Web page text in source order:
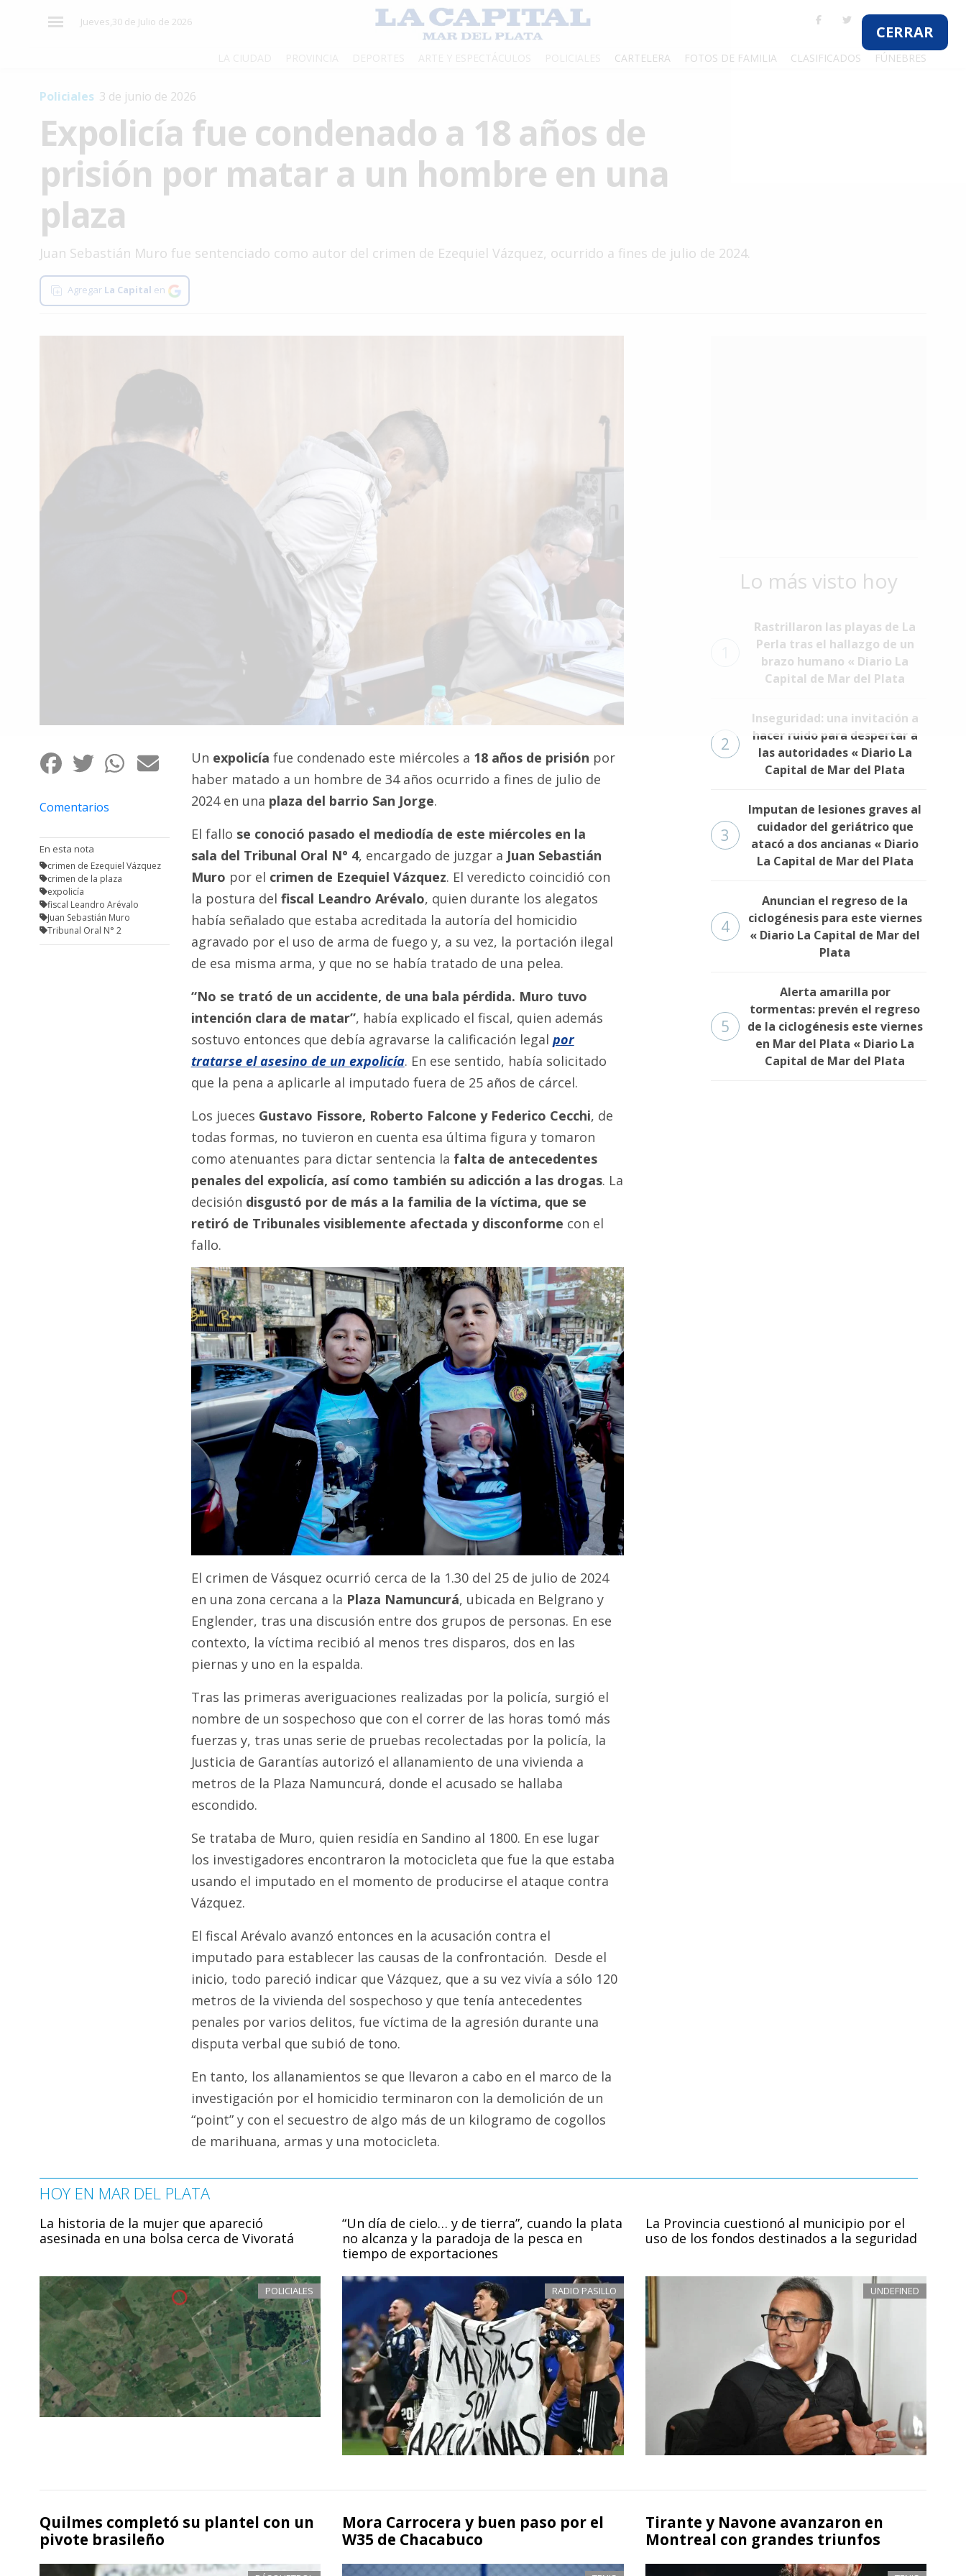
Jueves,30 de Julio de 2026
CARTELERA FOTOS DE FAMILIA CLASIFICADOS FÚNEBRES
Zona
Cultura
Tecnología
Gastronomía
Espectáculos
Policiales
Policiales 3 de junio de 2026
Expolicía fue condenado a 18 años de
prisión por matar a un hombre en una
plaza
Juan Sebastián Muro fue sentenciado como autor del crimen de Ezequiel Vázquez, ocurrido a fines de julio de 2024.
Agregar La Capital en
Comentarios
En esta nota
crimen de Ezequiel Vázquez
crimen de la plaza
expolicía
fiscal Leandro Arévalo
Juan Sebastián Muro
Tribunal Oral N° 2
Un expolicía fue condenado este miércoles a 18 años de prisión por
haber matado a un hombre de 34 años ocurrido a fines de julio de
2024 en una plaza del barrio San Jorge.
El fallo se conoció pasado el mediodía de este miércoles en la
sala del Tribunal Oral N° 4, encargado de juzgar a Juan Sebastián
Muro por el crimen de Ezequiel Vázquez. El veredicto coincidió con
la postura del fiscal Leandro Arévalo, quien durante los alegatos
había señalado que estaba acreditada la autoría del homicidio
agravado por el uso de arma de fuego y, a su vez, la portación ilegal
de esa misma arma, y que no se había tratado de una pelea.
“No se trató de un accidente, de una bala pérdida. Muro tuvo
intención clara de matar”, había explicado el fiscal, quien además
sostuvo entonces que debía agravarse la calificación legal por
tratarse el asesino de un expolicía. En ese sentido, había solicitado
que la pena a aplicarle al imputado fuera de 25 años de cárcel.
Los jueces Gustavo Fissore, Roberto Falcone y Federico Cecchi, de
todas formas, no tuvieron en cuenta esa última figura y tomaron
como atenuantes para dictar sentencia la falta de antecedentes
penales del expolicía, así como también su adicción a las drogas. La
decisión disgustó por de más a la familia de la víctima, que se
retiró de Tribunales visiblemente afectada y disconforme con el
fallo.
El crimen de Vásquez ocurrió cerca de la 1.30 del 25 de julio de 2024
en una zona cercana a la Plaza Namuncurá, ubicada en Belgrano y
Englender, tras una discusión entre dos grupos de personas. En ese
contexto, la víctima recibió al menos tres disparos, dos en las
piernas y uno en la espalda.
Tras las primeras averiguaciones realizadas por la policía, surgió el
nombre de un sospechoso que con el correr de las horas tomó más
fuerzas y, tras unas serie de pruebas recolectadas por la policía, la
Justicia de Garantías autorizó el allanamiento de una vivienda a
metros de la Plaza Namuncurá, donde el acusado se hallaba
escondido.
Se trataba de Muro, quien residía en Sandino al 1800. En ese lugar
los investigadores encontraron la motocicleta que fue la que estaba
usando el imputado en el momento de producirse el ataque contra
Vázquez.
El fiscal Arévalo avanzó entonces en la acusación contra el
imputado para establecer las causas de la confrontación. Desde el
inicio, todo pareció indicar que Vázquez, que a su vez vivía a sólo 120
metros de la vivienda del sospechoso y que tenía antecedentes
penales por varios delitos, fue víctima de la agresión durante una
disputa verbal que subió de tono.
En tanto, los allanamientos se que llevaron a cabo en el marco de la
investigación por el homicidio terminaron con la demolición de un
“point” y con el secuestro de algo más de un kilogramo de cogollos
de marihuana, armas y una motocicleta.
Lo más visto hoy
Rastrillaron las playas de La
Perla tras el hallazgo de un
brazo humano « Diario La
Capital de Mar del Plata
2
Inseguridad: una invitación a
hacer ruido para despertar a
las autoridades « Diario La
Capital de Mar del Plata
3
Imputan de lesiones graves al
cuidador del geriátrico que
atacó a dos ancianas « Diario
La Capital de Mar del Plata
4
Anuncian el regreso de la
ciclogénesis para este viernes
« Diario La Capital de Mar del
Plata
5
Alerta amarilla por
tormentas: prevén el regreso
de la ciclogénesis este viernes
en Mar del Plata « Diario La
Capital de Mar del Plata
HOY EN MAR DEL PLATA
La historia de la mujer que apareció
asesinada en una bolsa cerca de Vivoratá
POLICIALES
“Un día de cielo… y de tierra”, cuando la plata
no alcanza y la paradoja de la pesca en
tiempo de exportaciones
RADIO PASILLO
La Provincia cuestionó al municipio por el
uso de los fondos destinados a la seguridad
UNDEFINED
Quilmes completó su plantel con un
pivote brasileño
Mora Carrocera y buen paso por el
W35 de Chacabuco
Tirante y Navone avanzaron en
Montreal con grandes triunfos